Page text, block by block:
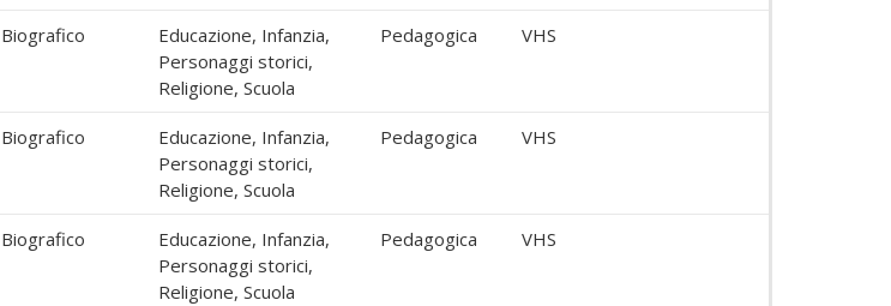
Biografico
Educazione, Infanzia,
Personaggi storici,
Religione, Scuola
Pedagogica VHS
Biografico
Educazione, Infanzia,
Personaggi storici,
Religione, Scuola
Pedagogica VHS
Biografico
Educazione, Infanzia,
Personaggi storici,
Religione, Scuola
Pedagogica VHS